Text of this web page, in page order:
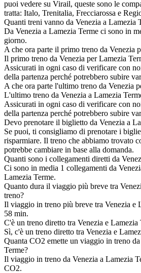
puoi vedere su Virail, queste sono le
tratta: Italo, Trenitalia, Frecciarossa e
Quanti treni vanno da Venezia a Lamezia
Da Venezia a Lamezia Terme ci sono in
giorno.
A che ora parte il primo treno da Venezia
Il primo treno da Venezia per Lamezia
Assicurati in ogni caso di verificare con
della partenza perché potrebbero subire
A che ora parte l'ultimo treno da Venezia
L'ultimo treno da Venezia a Lamezia
Assicurati in ogni caso di verificare con
della partenza perché potrebbero subire
Devo prenotare il biglietto da Venezia a
Se puoi, ti consigliamo di prenotare i
risparmiare. Il treno che abbiamo trovato
potrebbe cambiare in base alla domanda.
Quanti sono i collegamenti diretti da
Ci sono in media 1 collegamenti da
Lamezia Terme.
Quanto dura il viaggio più breve tra
treno?
Il viaggio in treno più breve tra Venezia e
58 min.
C'è un treno diretto tra Venezia e Lamezia
Sì, c'è un treno diretto tra Venezia e
Quanta CO2 emette un viaggio in treno
Terme?
Il viaggio in treno da Venezia a Lamezia
CO2.